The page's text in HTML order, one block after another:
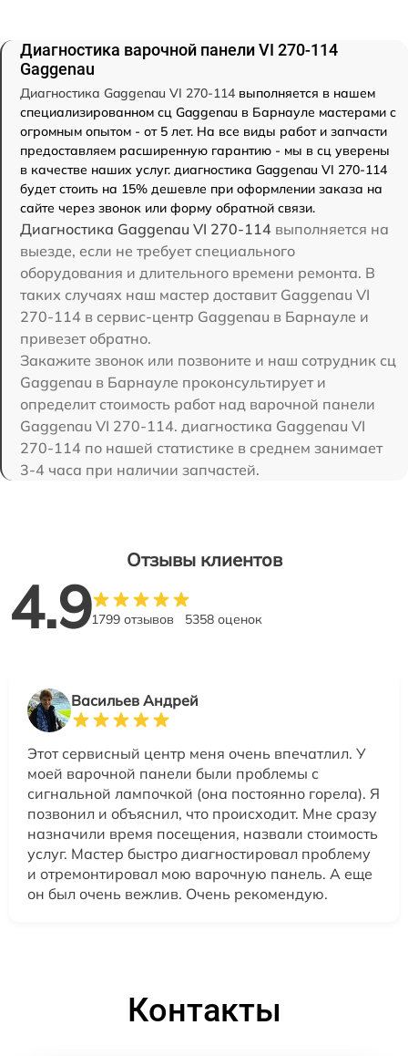
Диагностика варочной панели VI 270-114
Gaggenau
Диагностика Gaggenau VI 270-114 выполняется в нашем
специализированном сц Gaggenau в Барнауле мастерами с
огромным опытом - от 5 лет. На все виды работ и запчасти
предоставляем расширенную гарантию - мы в сц уверены
в качестве наших услуг. диагностика Gaggenau VI 270-114
будет стоить на 15% дешевле при оформлении заказа на
сайте через звонок или форму обратной связи.
Диагностика Gaggenau VI 270-114 выполняется на
выезде, если не требует специального
оборудования и длительного времени ремонта. В
таких случаях наш мастер доставит Gaggenau VI
270-114 в сервис-центр Gaggenau в Барнауле и
привезет обратно.
Закажите звонок или позвоните и наш сотрудник сц
Gaggenau в Барнауле проконсультирует и
определит стоимость работ над варочной панели
Gaggenau VI 270-114. диагностика Gaggenau VI
270-114 по нашей статистике в среднем занимает
3-4 часа при наличии запчастей.
Отзывы клиентов
4.91799 отзывов 5358 оценок
Васильев Андрей
Этот сервисный центр меня очень впечатлил. У
моей варочной панели были проблемы с
сигнальной лампочкой (она постоянно горела). Я
позвонил и объяснил, что происходит. Мне сразу
назначили время посещения, назвали стоимость
услуг. Мастер быстро диагностировал проблему
и отремонтировал мою варочную панель. А еще
он был очень вежлив. Очень рекомендую.
Контакты